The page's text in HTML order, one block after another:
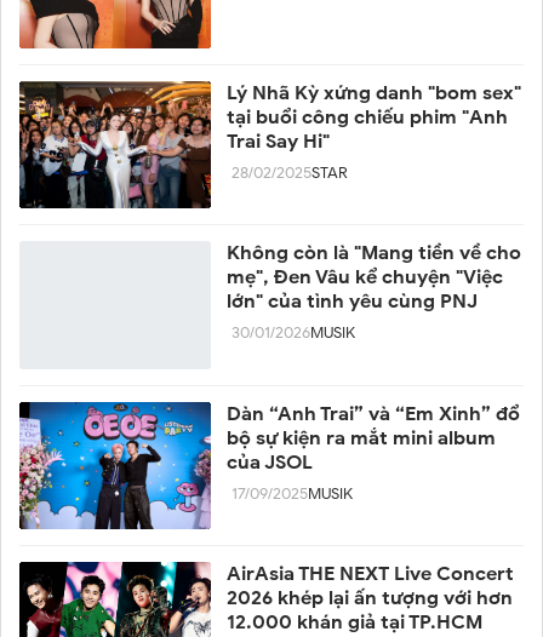
Lý Nhã Kỳ xứng danh "bom sex"
tại buổi công chiếu phim "Anh
Trai Say Hi"
28/02/2025STAR
Không còn là "Mang tiền về cho
mẹ", Đen Vâu kể chuyện "Việc
lớn" của tình yêu cùng PNJ
30/01/2026MUSIK
Dàn “Anh Trai” và “Em Xinh” đổ
bộ sự kiện ra mắt mini album
của JSOL
17/09/2025MUSIK
AirAsia THE NEXT Live Concert
2026 khép lại ấn tượng với hơn
12.000 khán giả tại TP.HCM